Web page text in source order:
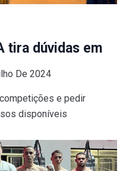
tira dúvidas em
De 2024
e pedir
disponíveis